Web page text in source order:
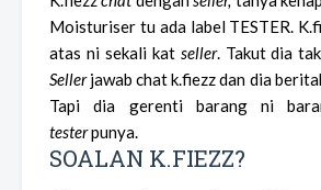
Moisturiser tu ada label TESTER.
atas ni sekali kat seller. Takut dia
Sellerjawab chat k.fiezz dan dia
Tapi dia gerenti barang ni
testerpunya.
SOALAN K.FIEZZ?